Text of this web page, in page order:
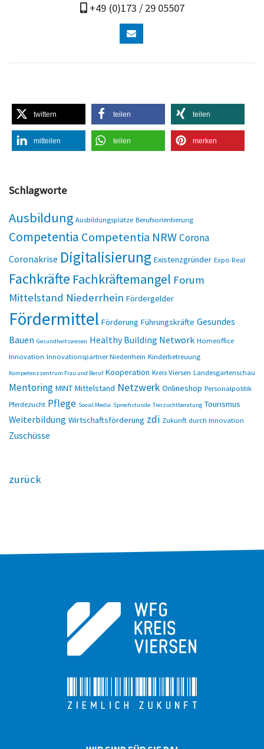
+49 (0)173 / 29 05507
twittern teilen teilen
mitteilen teilen merken
Schlagworte
Ausbildung Ausbildungsplätze Berufsorientierung
Competentia Competentia NRWCorona
Coronakrise Digitalisierung Existenzgründer Expo Real
Fachkräfte Fachkräftemangel Forum
Mittelstand Niederrhein Fördergelder
Fördermittel Förderung Führungskräfte Gesundes
Bauen Gesundheitswesen Healthy Building Network Homeoffice
Innovation Innovationspartner Niederrhein Kinderbetreuung
Kompetenzzentrum Frau und Beruf Kooperation Kreis Viersen Landesgartenschau
Mentoring MINT Mittelstand Netzwerk Onlineshop Personalpolitik
Pferdezucht Pflege Social Media Sprechstunde Tierzuchtberatung Tourismus
Weiterbildung Wirtschaftsförderung zdi Zukunft durch Innovation
Zuschüsse
zurück